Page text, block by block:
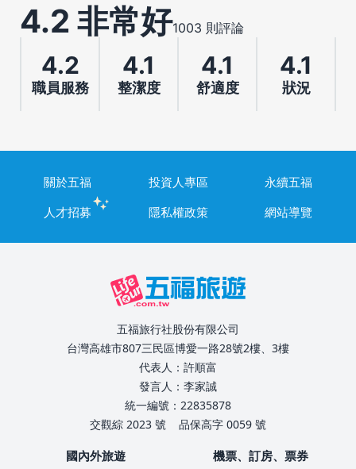
4.2 非常好1003 則評論
4.2
職員服務
4.1
整潔度
4.1
舒適度
4.1
狀況
關於五福 投資人專區
永續五福
人才招募
隱私權政策 網站導覽
五福旅行社股份有限公司
台灣高雄市807三民區博愛一路28號2樓、3樓
代表人：許順富
發言人：李家誠
統一編號：22835878
交觀綜 2023 號
品保高字 0059 號
國內外旅遊 機票、訂房、票券